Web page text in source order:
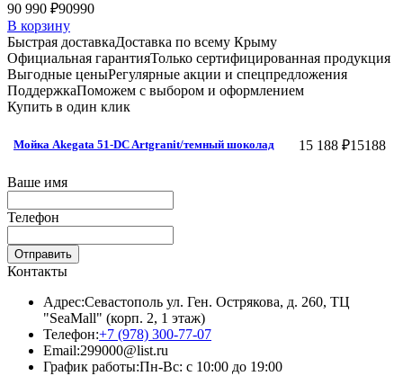
90 990 ₽90990
В корзину
Быстрая доставкаДоставка по всему Крыму
Официальная гарантияТолько сертифицированная продукция
Выгодные ценыРегулярные акции и спецпредложения
ПоддержкаПоможем с выбором и оформлением
Купить в один клик
Мойка Akegata 51-DC Artgranit/темный шоколад 15 188 ₽15188
Ваше имя
Телефон
Отправить
Контакты
Адрес:Севастополь ул. Ген. Острякова, д. 260, ТЦ
"SeaMall" (корп. 2, 1 этаж)
Телефон:+7 (978) 300-77-07
Email:299000@list.ru
График работы:Пн-Вс: с 10:00 до 19:00